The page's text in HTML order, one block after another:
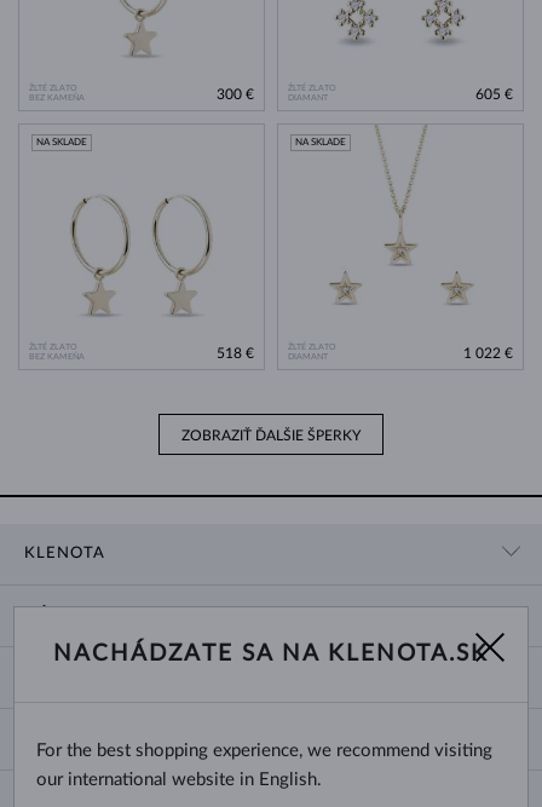
ŽLTÉ ZLATO
BEZ KAMEŇA
300 €
ŽLTÉ ZLATO
DIAMANT
605 €
ŽLTÉ ZLATO
BEZ KAMEŇA
NA SKLADE
518 €
ŽLTÉ ZLATO
DIAMANT
NA SKLADE
1 022 €
ZOBRAZIŤ ĎALŠIE ŠPERKY
KLENOTA
O NÁS
DODANIE A PLATBA ZA TOVAR
VÝBER SVADOBNÝCH OBRÚČOK
CERTIFIKÁTY PRAVOSTI
TYPY A DĹŽKY RETIAZOK
DĹŽKY NÁRAMKOV
Slovensko
NACHÁDZATE SA NA KLENOTA.SK
For the best shopping experience, we recommend visiting
our international website in English.